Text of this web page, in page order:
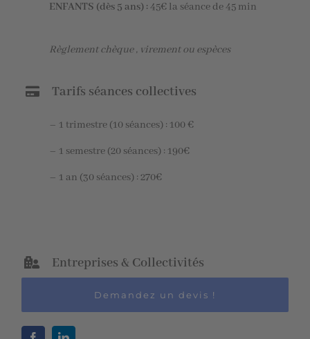
ENFANTS (dès 5 ans) :45€ la séance de 45 min
Règlement chèque , virement ou espèces
Tarifs séances collectives
– 1 trimestre (10 séances) : 100 €
– 1 semestre (20 séances) : 190€
– 1 an (30 séances) : 270€
Entreprises & Collectivités
Demandez un devis !